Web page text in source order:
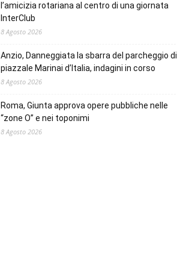
l’amicizia rotariana al centro di una giornata
InterClub
8 Agosto 2026
Anzio, Danneggiata la sbarra del parcheggio di
piazzale Marinai d’Italia, indagini in corso
8 Agosto 2026
Roma, Giunta approva opere pubbliche nelle
“zone O” e nei toponimi
8 Agosto 2026